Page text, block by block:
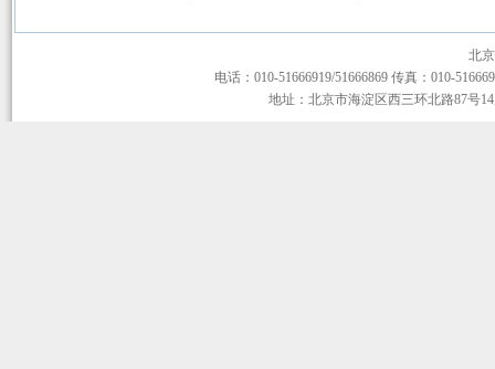
北
电话：010-51666919/51666869 传真：010-
地址：北京市海淀区西三环北路87号